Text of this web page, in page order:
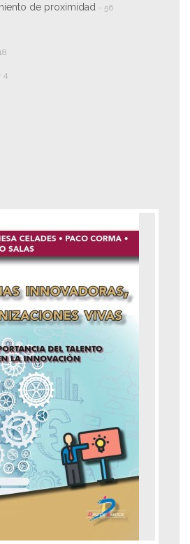
de proximidad - 56
4